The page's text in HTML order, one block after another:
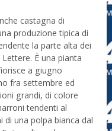
castagna di
produzione tipica di
la parte alta dei
È una pianta
a giugno
fra settembre ed
grandi, di colore
tendenti al
di una polpa bianca dal